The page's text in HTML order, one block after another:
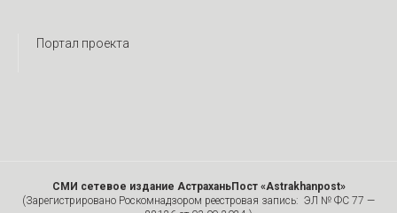
Портал проекта
СМИ сетевое издание АстраханьПост «Astrakhanpost»
(Зарегистрировано Роскомнадзором реестровая запись: ЭЛ № ФС 77 —